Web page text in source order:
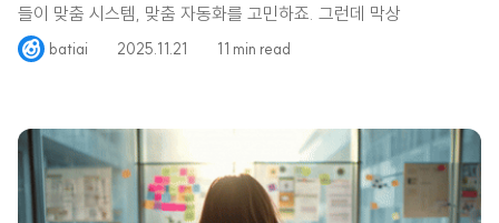
들이 맞춤 시스템, 맞춤 자동화를 고민하죠. 그런데 막상
batiai 2025.11.21 11 min read